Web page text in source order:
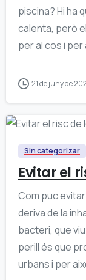
piscina? Hi ha
calenta, però
per al cos i
21 de juny de
Sin categorizar
Evitar el
Com puc
deriva de la
bacteri, que
perill és que
urbans i per